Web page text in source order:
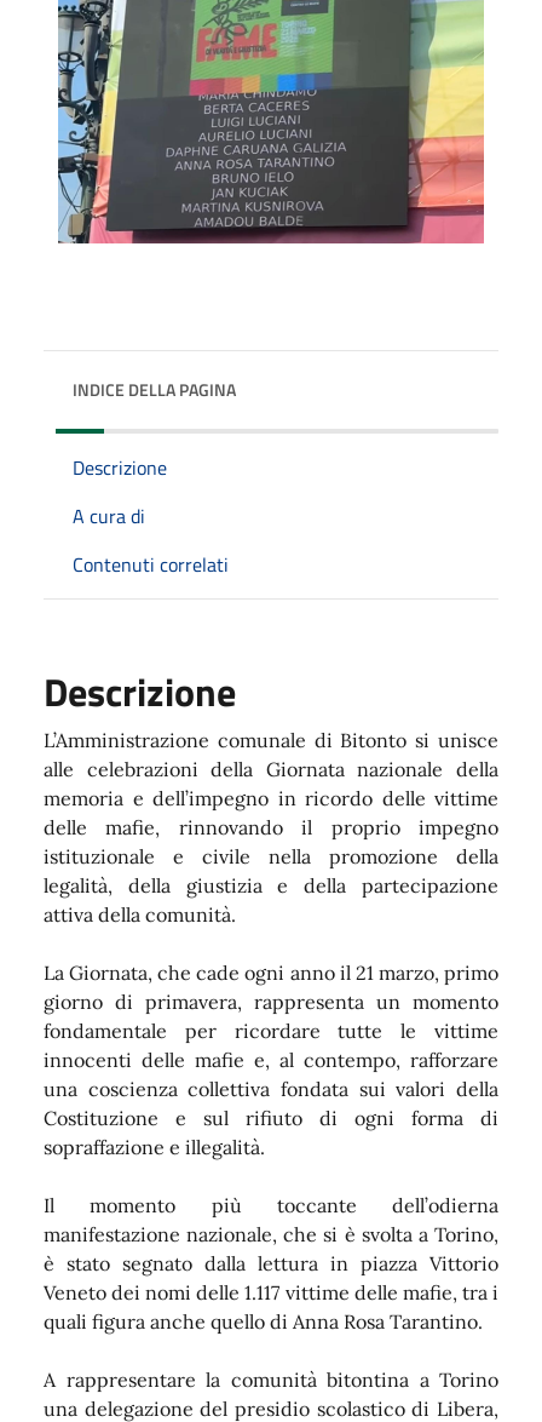
INDICE DELLA PAGINA
Descrizione
A cura di
Contenuti correlati
Descrizione
L’Amministrazione comunale di Bitonto si unisce
alle celebrazioni della Giornata nazionale della
memoria e dell’impegno in ricordo delle vittime
delle mafie, rinnovando il proprio impegno
istituzionale e civile nella promozione della
legalità, della giustizia e della partecipazione
attiva della comunità.
La Giornata, che cade ogni anno il 21 marzo, primo
giorno di primavera, rappresenta un momento
fondamentale per ricordare tutte le vittime
innocenti delle mafie e, al contempo, rafforzare
una coscienza collettiva fondata sui valori della
Costituzione e sul rifiuto di ogni forma di
sopraffazione e illegalità.
Il momento più toccante dell’odierna
manifestazione nazionale, che si è svolta a Torino,
è stato segnato dalla lettura in piazza Vittorio
Veneto dei nomi delle 1.117 vittime delle mafie, tra i
quali figura anche quello di Anna Rosa Tarantino.
A rappresentare la comunità bitontina a Torino
una delegazione del presidio scolastico di Libera,